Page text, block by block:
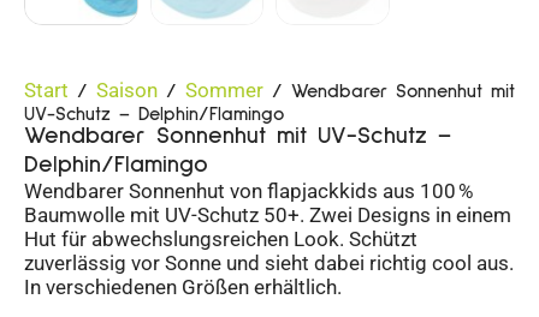
Start / Saison / Sommer / Wendbarer Sonnenhut mit
UV-Schutz – Delphin/Flamingo
Wendbarer Sonnenhut mit UV-Schutz –
Delphin/Flamingo
Wendbarer Sonnenhut von flapjackkids aus 100 %
Baumwolle mit UV-Schutz 50+. Zwei Designs in einem
Hut für abwechslungsreichen Look. Schützt
zuverlässig vor Sonne und sieht dabei richtig cool aus.
In verschiedenen Größen erhältlich.